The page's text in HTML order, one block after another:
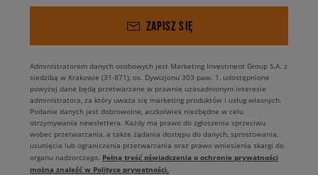
ZAPISZ SIĘ
Administratorem danych osobowych jest Marketing Investment Group S.A. z
siedzibą w Krakowie (31-871), os. Dywizjonu 303 paw. 1, udostępnione
powyżej dane będą przetwarzane w prawnie uzasadnionym interesie
administratora, za który uważa się marketing produktów i usług własnych.
Podanie danych jest dobrowolne, aczkolwiek niezbędne w celu
otrzymywania newslettera. Każdy ma prawo do zgłoszenia sprzeciwu
wobec przetwarzania, a także żądania dostępu do danych, sprostowania,
usunięcia lub ograniczenia przetwarzania oraz prawo wniesienia skargi do
organu nadzorczego. Pełną treść oświadczenia o ochronie prywatności
można znaleźć w Polityce prywatności.